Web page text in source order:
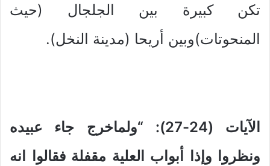
تكن كبيرة بين الجلجال (حيث
المنحوتات)وبين أريحا (مدينة النخل).
الآيات (24-27): “ولماخرج جاء عبيده
ونظروا وإذا أبواب العلية مقفلة فقالوا انه